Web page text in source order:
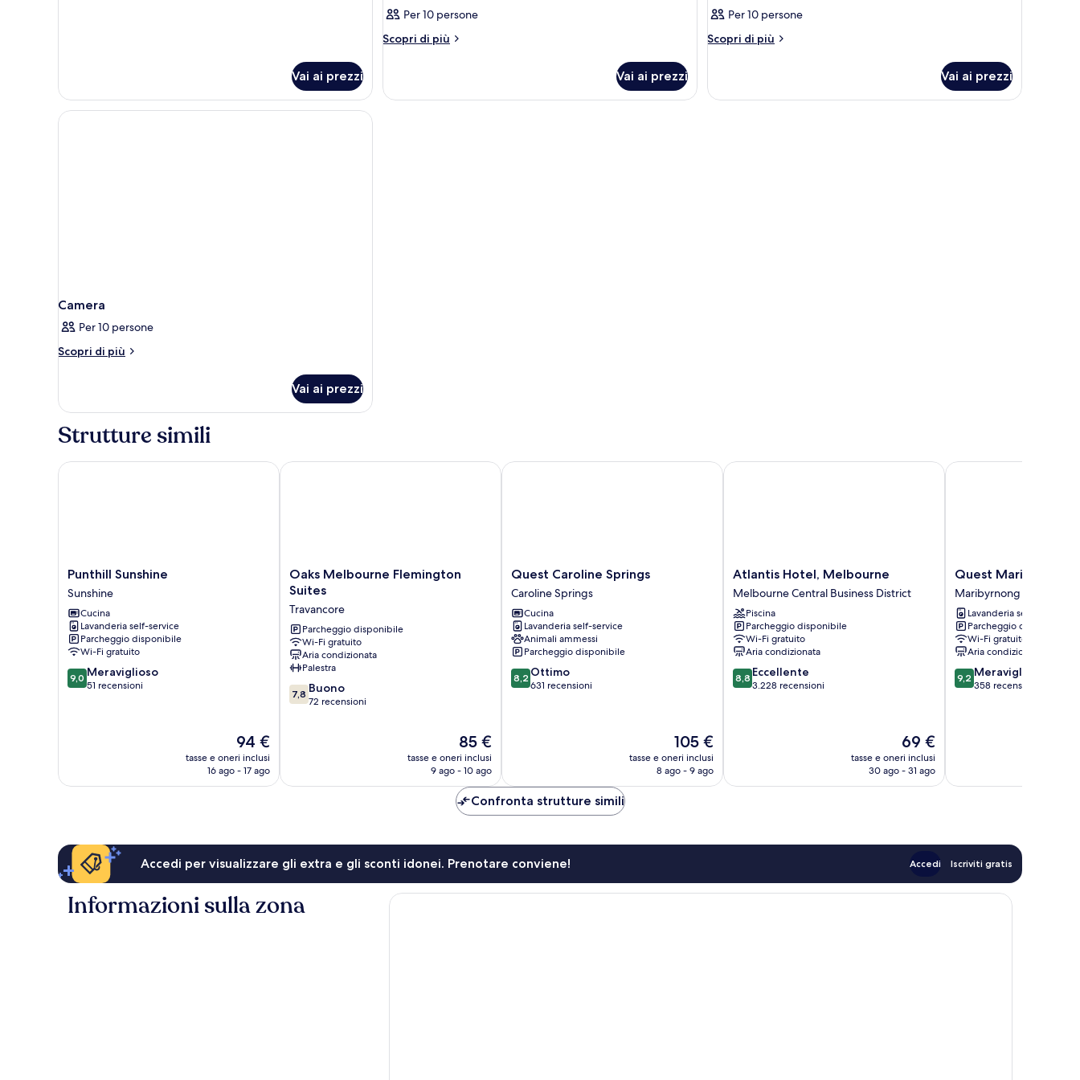
Vai ai prezzi
Per 10 persone
Scopri di più
Altri
Vai ai prezzi
Per 10 persone
Scopri di più
Altri
Vai ai prezzi
Camera
Per 10 persone
Scopri di più
Altri
Vai ai prezzi
Strutture simili
Punthill
Sunshine
Sunshine
Punthill Sunshine
Sunshine
Cucina
Lavanderia self-service
Parcheggio disponibile
Wi-Fi gratuito
9.0
su
9,0 Meraviglioso
51 recensioni
Il
prezzo
attuale
94 €
tasse e oneri inclusi
16 ago - 17 ago
Punthill Sunshine
Oaks
Melbourne
Suites
Travancore
Oaks Melbourne Flemington
Suites
Travancore
Parcheggio disponibile
Wi-Fi gratuito
Aria condizionata
Palestra
7.8
su
7,8 Buono
72 recensioni
Il
prezzo
attuale
85 €
85 €
tasse e oneri inclusi
9 ago - 10 ago
Oaks Melbourne Flemington Suites
Quest
Caroline
Springs
Caroline
Springs
Quest Caroline Springs
Caroline Springs
Cucina
Lavanderia self-service
Animali ammessi
Parcheggio disponibile
8.2
su
8,2 Ottimo
631 recensioni
Il
prezzo
attuale
105 €
tasse e oneri inclusi
8 ago - 9 ago
Quest Caroline Springs
Atlantis
Hotel,
Melbourne
Melbourne
Central
Business
District
Atlantis Hotel, Melbourne
Melbourne Central Business District
Piscina
Parcheggio disponibile
Wi-Fi gratuito
Aria condizionata
8.8
su
8,8 Eccellente
3.228 recensioni
Il
prezzo
attuale
69 €
tasse e oneri inclusi
30 ago - 31 ago
Atlantis Hotel, Melbourne
Quest
Maribyrnong
Maribyrnong
Quest Maribyrnong
Maribyrnong
Lavanderia self-service
Parcheggio disponibile
Wi-Fi gratuito
Aria condizionata
9.2
su
9,2 Meraviglioso
358 recensioni
Quest Maribyrnong
Confronta strutture simili
Accedi per visualizzare gli extra e gli sconti idonei. Prenotare conviene! Accedi Iscriviti gratis
Informazioni sulla zona